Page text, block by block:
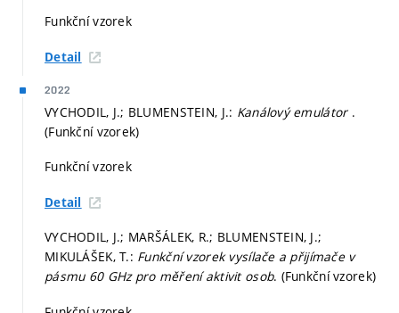
Funkční vzorek
Detail
2022
VYCHODIL, J.; BLUMENSTEIN, J.: Kanálový emulátor .
(Funkční vzorek)
Funkční vzorek
Detail
VYCHODIL, J.; MARŠÁLEK, R.; BLUMENSTEIN, J.;
MIKULÁŠEK, T.: Funkční vzorek vysílače a přijímače v
pásmu 60 GHz pro měření aktivit osob. (Funkční vzorek)